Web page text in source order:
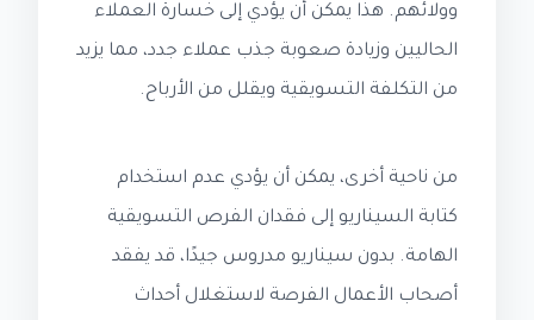
وولائهم. هذا يمكن أن يؤدي إلى خسارة العملاء
الحاليين وزيادة صعوبة جذب عملاء جدد، مما يزيد
من التكلفة التسويقية ويقلل من الأرباح.
من ناحية أخرى، يمكن أن يؤدي عدم استخدام
كتابة السيناريو إلى فقدان الفرص التسويقية
الهامة. بدون سيناريو مدروس جيدًا، قد يفقد
أصحاب الأعمال الفرصة لاستغلال أحداث